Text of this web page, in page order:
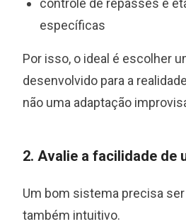
controle de repasses e
específicas
Por isso, o ideal é escolher
desenvolvido para a
não uma adaptação
2. Avalie a facilidade de
Um bom sistema precisa
também intuitivo.